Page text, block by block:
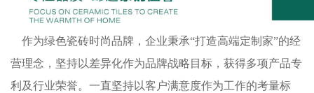
作为绿色瓷砖时尚品牌，企业秉承“打造高端定制家”的经
营理念，坚持以差异化作为品牌战略目标，获得多项产品专
利及行业荣誉。一直坚持以客户满意度作为工作的考量标